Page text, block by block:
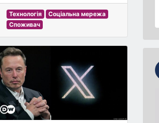
Технологія
Соціальна мережа
Споживач